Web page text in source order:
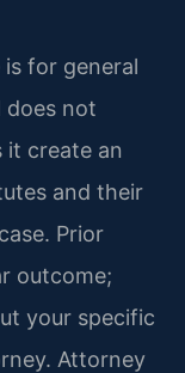
is for general
does not
it create an
and their
Prior
outcome;
your specific
Attorney